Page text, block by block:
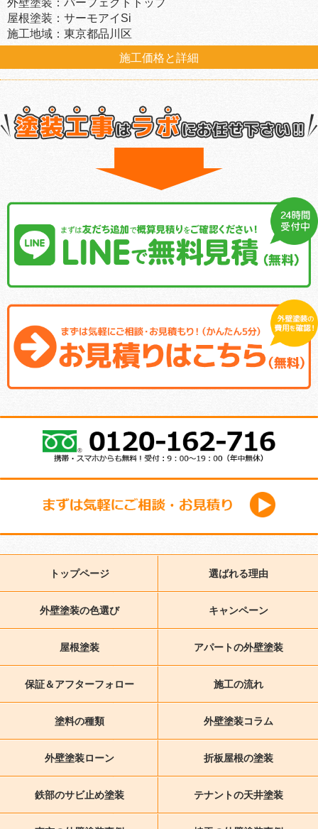
屋根塗装：サーモアイSi
施工地域：東京都品川区
施工価格と詳細
トップページ 選ばれる理由
外壁塗装の色選び キャンペーン
屋根塗装 アパートの外壁塗装
保証＆アフターフォロー 施工の流れ
塗料の種類 外壁塗装コラム
外壁塗装ローン 折板屋根の塗装
鉄部のサビ止め塗装 テナントの天井塗装